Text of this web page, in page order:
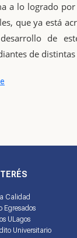
a lo logrado
que ya está
de
de
Calidad
Egresados
ULagos
Universitario